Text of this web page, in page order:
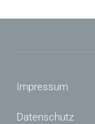
Impressum
Datenschutz